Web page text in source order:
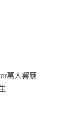
萬人響應